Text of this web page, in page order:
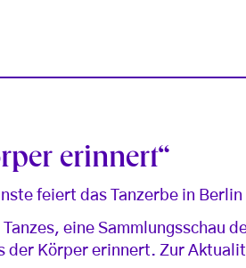
erinnert“
feiert das Tanzerbe in Berlin
eine Sammlungsschau
der Körper erinnert. Zur